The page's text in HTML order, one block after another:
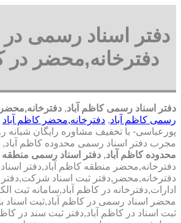
دفتر اسناد رسمی در
دفترخانه,محضر در
دفتر اسناد رسمی کاظم آباد,
رسمی کاظم آباد, دفترخانه,محضر کاظم آباد
پورعباسی- با تخفیف مشاوره رايگان شبانه
مجرب دفتر اسناد رسمی محدوده کاظم آباد,
محدوده کاظم آباد, دفتر اسناد رسمی منطقه
دفترخانه,محضر منطقه کاظم آباد,دفتر
دفترخانه,محضر,دفتر ثبت اسناد شرکت,دفتر
ادارات,دفترخانه در کاظم آباد,سامانه ثبت
محضر اسناد رسمی در کاظم آباد,ثبت اسناد
ثبت اسناد در کاظم آباد,دفتر ثبت سند در